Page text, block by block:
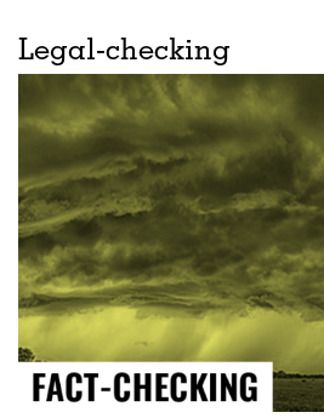
Legal-checking